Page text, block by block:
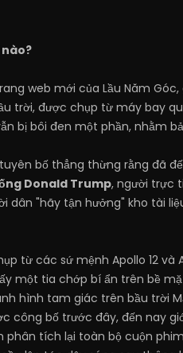
web mới của Lầu Năm Góc,
trời, được chụp từ máy bay
bị bôi đen một phần,
tuyên bố thẳng thừng rằng đã
Donald Trump, người trực
dân "hãy tận hưởng" kho tài
từ các sứ mệnh Apollo 12 và
một tia chớp bí ẩn trên bề
hình tam giác trên bầu trời
công bố trước đây, đến nay
phân tích lại toàn bộ cuộn